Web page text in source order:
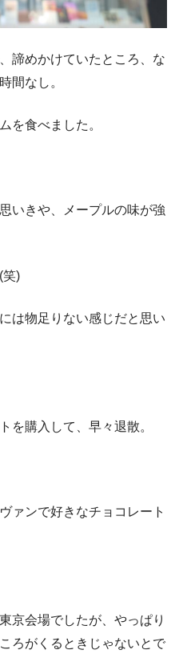
諦めかけていたところ、な
間なし。
を食べました。
いきや、メープルの味が強
笑)
は物足りない感じだと思い
を購入して、早々退散。
ァンで好きなチョコレート
京会場でしたが、やっぱり
ろがくるときじゃないとで